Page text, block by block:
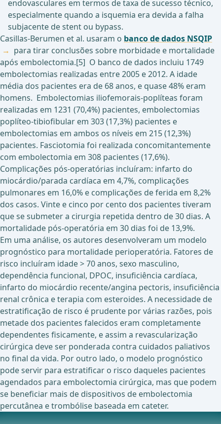
endovasculares em termos de taxa de sucesso técnico,
especialmente quando a isquemia era devida a falha
subjacente de stent ou bypass.
Casillas-Berumen et al. usaram o banco de dados NSQIP
para tirar conclusões sobre morbidade e mortalidade
após embolectomia.[5] O banco de dados incluiu 1749
embolectomias realizadas entre 2005 e 2012. A idade
média dos pacientes era de 68 anos, e quase 48% eram
homens. Embolectomias iliofemorais-poplíteas foram
realizadas em 1231 (70,4%) pacientes, embolectomias
poplíteo-tibiofibular em 303 (17,3%) pacientes e
embolectomias em ambos os níveis em 215 (12,3%)
pacientes. Fasciotomia foi realizada concomitantemente
com embolectomia em 308 pacientes (17,6%).
Complicações pós-operatórias incluíram: infarto do
miocárdio/parada cardíaca em 4,7%, complicações
pulmonares em 16,0% e complicações de ferida em 8,2%
dos casos. Vinte e cinco por cento dos pacientes tiveram
que se submeter a cirurgia repetida dentro de 30 dias. A
mortalidade pós-operatória em 30 dias foi de 13,9%.
Em uma análise, os autores desenvolveram um modelo
prognóstico para mortalidade perioperatória. Fatores de
risco incluíram idade > 70 anos, sexo masculino,
dependência funcional, DPOC, insuficiência cardíaca,
infarto do miocárdio recente/angina pectoris, insuficiência
renal crônica e terapia com esteroides. A necessidade de
estratificação de risco é prudente por várias razões, pois
metade dos pacientes falecidos eram completamente
dependentes fisicamente, e assim a revascularização
cirúrgica deve ser ponderada contra cuidados paliativos
no final da vida. Por outro lado, o modelo prognóstico
pode servir para estratificar o risco daqueles pacientes
agendados para embolectomia cirúrgica, mas que podem
se beneficiar mais de dispositivos de embolectomia
percutânea e trombólise baseada em cateter.
Ensaios em andamento sobre este tópico